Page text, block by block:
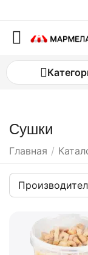
Сушки
Главная /